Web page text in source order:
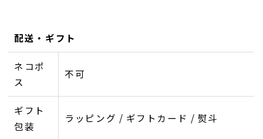
配送・ギフト
ネコポ
ス
不可
ギフト
包装
ラッピング / ギフトカード / 熨斗